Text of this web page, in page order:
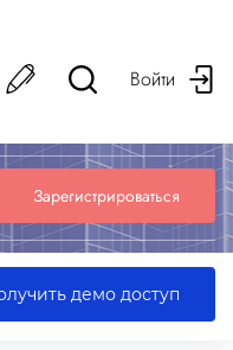
Войти
Зарегистрироваться
демо доступ